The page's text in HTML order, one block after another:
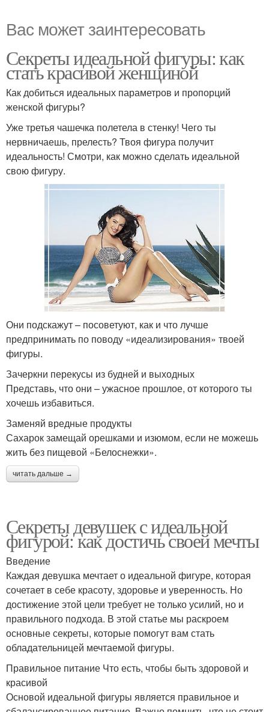
Вас может заинтересовать
Секреты идеальной фигуры: как
стать красивой женщиной
Как добиться идеальных параметров и пропорций
женской фигуры?
Уже третья чашечка полетела в стенку! Чего ты
нервничаешь, прелесть? Твоя фигура получит
идеальность! Смотри, как можно сделать идеальной
свою фигуру.
Они подскажут – посоветуют, как и что лучше
предпринимать по поводу «идеализирования» твоей
фигуры.
Зачеркни перекусы из будней и выходных
Представь, что они – ужасное прошлое, от которого ты
хочешь избавиться.
Заменяй вредные продукты
Сахарок замещай орешками и изюмом, если не можешь
жить без пищевой «Белоснежки».
читать дальше →
Секреты девушек с идеальной
фигурой: как достичь своей мечты
Введение
Каждая девушка мечтает о идеальной фигуре, которая
сочетает в себе красоту, здоровье и уверенность. Но
достижение этой цели требует не только усилий, но и
правильного подхода. В этой статье мы раскроем
основные секреты, которые помогут вам стать
обладательницей мечтаемой фигуры.
Правильное питание Что есть, чтобы быть здоровой и
красивой
Основой идеальной фигуры является правильное и